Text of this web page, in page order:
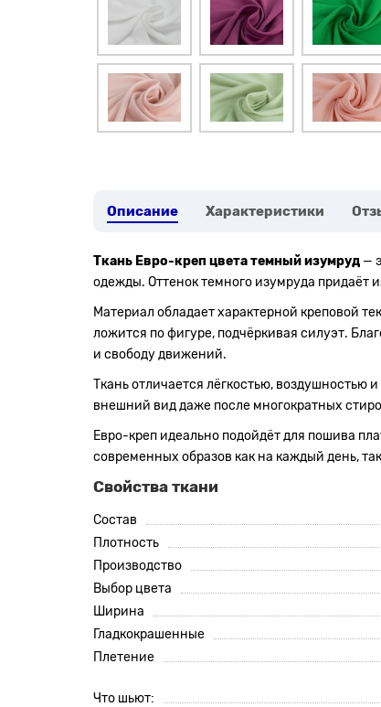
Описание Характеристики
Ткань Евро-креп цвета темный изумруд —
одежды. Оттенок темного изумруда придаёт
Материал обладает характерной креповой
ложится по фигуре, подчёркивая силуэт.
и свободу движений.
Ткань отличается лёгкостью, воздушностью
внешний вид даже после многократных
Евро-креп идеально подойдёт для пошива
современных образов как на каждый день,
Свойства ткани
Состав
Плотность
Производство
Выбор цвета
Ширина
Гладкокрашенные
Плетение
Что шьют: